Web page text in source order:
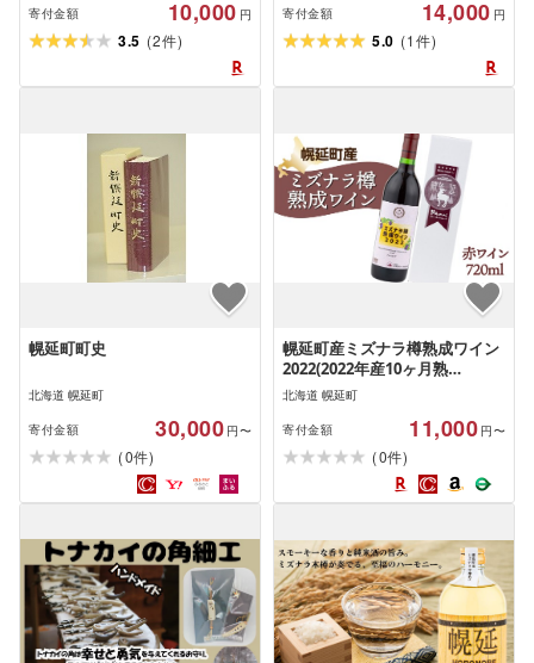
寄付金額 10,000 円
3.5 (2件)
弁当 ジューシー ふるさと 北海
道 幌延町
寄付金額 14,000 円
5.0 (1件)
幌延町町史
北海道 幌延町
寄付金額 30,000 円〜
(0件)
幌延町産ミズナラ樽熟成ワイン
2022(2022年産10ヶ月熟
成)720ml
北海道 幌延町
寄付金額 11,000 円〜
(0件)